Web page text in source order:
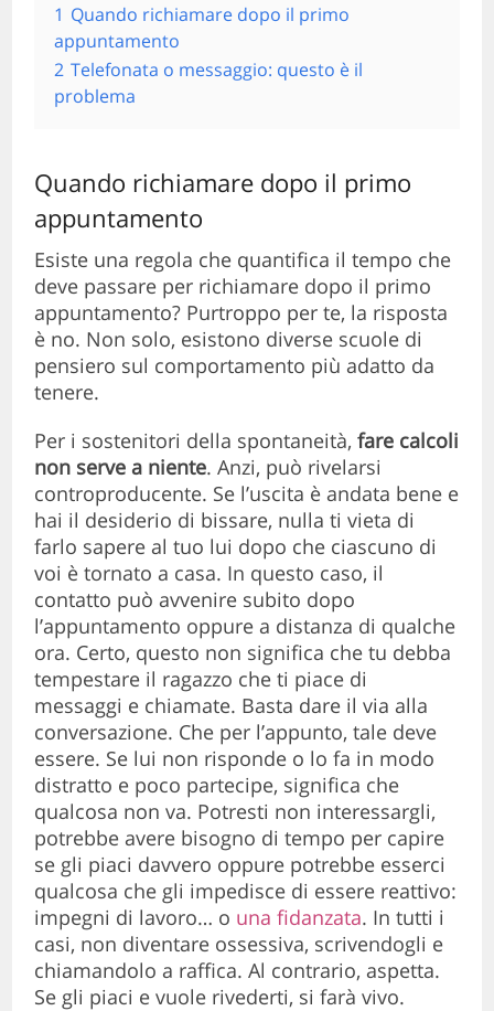
1 Quando richiamare dopo il primo
appuntamento
2 Telefonata o messaggio: questo è il
problema
Quando richiamare dopo il primo
appuntamento
Esiste una regola che quantifica il tempo che
deve passare per richiamare dopo il primo
appuntamento? Purtroppo per te, la risposta
è no. Non solo, esistono diverse scuole di
pensiero sul comportamento più adatto da
tenere.
Per i sostenitori della spontaneità,fare calcoli
non serve a niente. Anzi, può rivelarsi
controproducente. Se l’uscita è andata bene e
hai il desiderio di bissare, nulla ti vieta di
farlo sapere al tuo lui dopo che ciascuno di
voi è tornato a casa. In questo caso, il
contatto può avvenire subito dopo
l’appuntamento oppure a distanza di qualche
ora. Certo, questo non significa che tu debba
tempestare il ragazzo che ti piace di
messaggi e chiamate. Basta dare il via alla
conversazione. Che per l’appunto, tale deve
essere. Se lui non risponde o lo fa in modo
distratto e poco partecipe, significa che
qualcosa non va. Potresti non interessargli,
potrebbe avere bisogno di tempo per capire
se gli piaci davvero oppure potrebbe esserci
qualcosa che gli impedisce di essere reattivo:
impegni di lavoro… o una fidanzata. In tutti i
casi, non diventare ossessiva, scrivendogli e
chiamandolo a raffica. Al contrario, aspetta.
Se gli piaci e vuole rivederti, si farà vivo.